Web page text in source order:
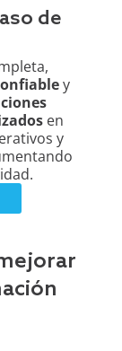
de
y
en
y